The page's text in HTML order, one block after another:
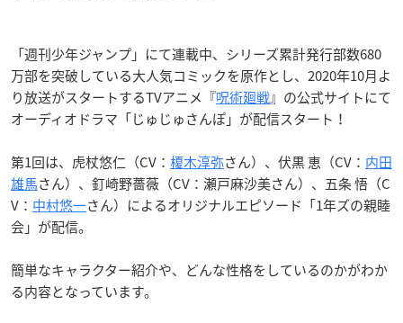
「週刊少年ジャンプ」にて連載中、シリーズ累計発行部数680
万部を突破している大人気コミックを原作とし、2020年10月よ
り放送がスタートするTVアニメ『呪術廻戦』の公式サイトにて
オーディオドラマ「じゅじゅさんぽ」が配信スタート！
第1回は、虎杖悠仁（CV： 榎木淳弥さん）、伏黒 恵（CV： 内田
雄馬さん）、釘崎野薔薇（CV：瀬戸麻沙美さん）、五条 悟（C
V： 中村悠一さん）によるオリジナルエピソード「1年ズの親睦
会」が配信。
簡単なキャラクター紹介や、どんな性格をしているのかがわか
る内容となっています。